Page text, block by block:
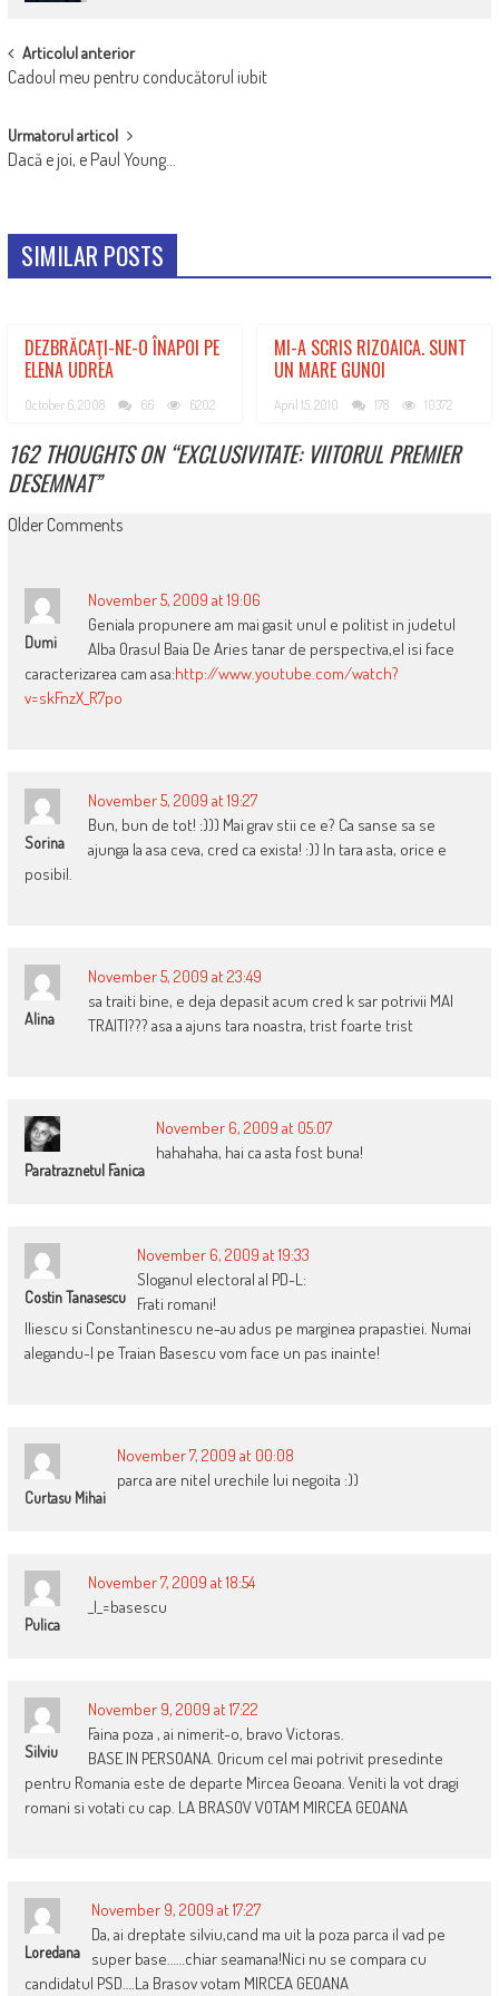
POST
NAVIGATION
Articolul anterior
Cadoul meu pentru conducătorul iubit
Urmatorul articol
Dacă e joi, e Paul Young…
SIMILAR POSTS
DEZBRĂCAŢI-NE-O ÎNAPOI PE
ELENA UDREA
October 6, 2008 66 6202
MI-A SCRIS RIZOAICA. SUNT
UN MARE GUNOI
April 15, 2010 178 10372
162 THOUGHTS ON “EXCLUSIVITATE: VIITORUL PREMIER
DESEMNAT”
COMMENT
Older Comments
Dumi
November 5, 2009 at 19:06
Geniala propunere am mai gasit unul e politist in judetul
Alba Orasul Baia De Aries tanar de perspectiva,el isi face
caracterizarea cam asa:http://www.youtube.com/watch?
v=skFnzX_R7po
Sorina
November 5, 2009 at 19:27
Bun, bun de tot! :))) Mai grav stii ce e? Ca sanse sa se
ajunga la asa ceva, cred ca exista! :)) In tara asta, orice e
posibil.
Alina
November 5, 2009 at 23:49
sa traiti bine, e deja depasit acum cred k sar potrivii MAI
TRAITI??? asa a ajuns tara noastra, trist foarte trist
Paratraznetul Fanica
November 6, 2009 at 05:07
hahahaha, hai ca asta fost buna!
Costin Tanasescu
November 6, 2009 at 19:33
Sloganul electoral al PD-L:
Frati romani!
Iliescu si Constantinescu ne-au adus pe marginea prapastiei. Numai
alegandu-l pe Traian Basescu vom face un pas inainte!
Curtasu Mihai
November 7, 2009 at 00:08
parca are nitel urechile lui negoita :))
Pulica
November 7, 2009 at 18:54
_|_=basescu
Silviu
November 9, 2009 at 17:22
Faina poza , ai nimerit-o, bravo Victoras.
BASE IN PERSOANA. Oricum cel mai potrivit presedinte
pentru Romania este de departe Mircea Geoana. Veniti la vot dragi
romani si votati cu cap. LA BRASOV VOTAM MIRCEA GEOANA
Loredana
November 9, 2009 at 17:27
Da, ai dreptate silviu,cand ma uit la poza parca il vad pe
super base……chiar seamana!Nici nu se compara cu
candidatul PSD….La Brasov votam MIRCEA GEOANA